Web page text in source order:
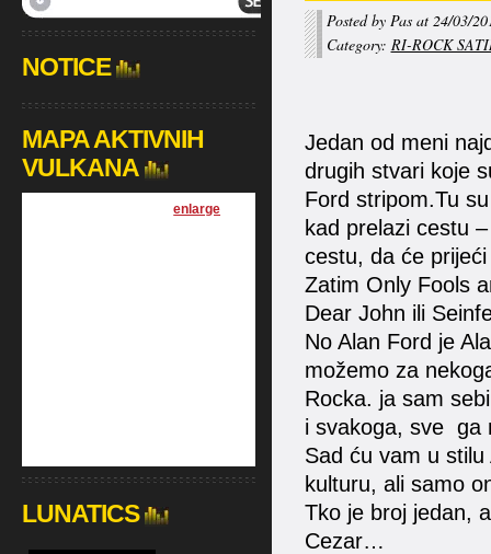
Posted by Pas at 24/03/
Category: RI-ROCK
Jedan od meni
drugih stvari koje
Ford stripom.Tu
kad prelazi cestu
cestu, da će
Zatim Only Fools
Dear John ili
No Alan Ford je
možemo za
Rocka. ja sam
i svakoga, sve ga
Sad ću vam u
kulturu, ali samo
Tko je broj jedan,
Cezar…
NOTICE
MAPA AKTIVNIH
VULKANA
[enlarge
LUNATICS